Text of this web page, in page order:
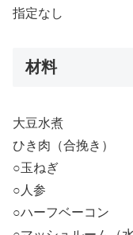
指定なし
材料
大豆水煮
ひき肉（合挽き）
○玉ねぎ
○人参
○ハーフベーコン